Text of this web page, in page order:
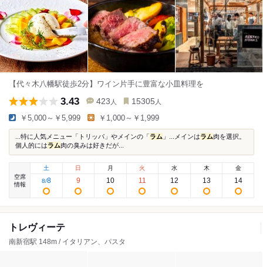
【代々木八幡駅徒歩2分】ワイン片手に豊富な小皿料理を
3.43 423 人 15305 人
￥5,000～￥5,999 ￥1,000～￥1,999
...特に人気メニュー「トリッパ」やメインの「 ラム 」...メインはラム肉を選択。
個人的にはラム肉の臭みは好きだが...
空席
情報
土
8/8
日
9
月
10
火
11
水
12
木
13
金
14
トレヴィーテ
南新宿駅 148m / イタリアン、パスタ